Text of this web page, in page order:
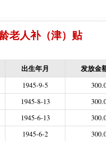
二女结扎户奖励（2013年至
| 中等职业学校国家助学金
学杂费补助”）
中等职业
| 大中型水库移民后期扶持资金
| 残疾人自主创业就业
人医疗保险
活津贴（2013年至2016年，已移至
省贫困归侨扶贫救助专项补助
老人补（津）贴
出生年月 发放金
1945-9-5
1945-8-13
1945-6-13
1945-6-2